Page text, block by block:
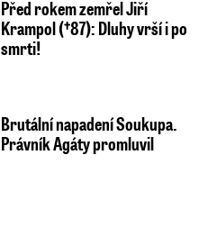
Před rokem zemřel Jiří
Krampol (†87): Dluhy vrší i po
smrti!
Brutální napadení Soukupa.
Právník Agáty promluvil